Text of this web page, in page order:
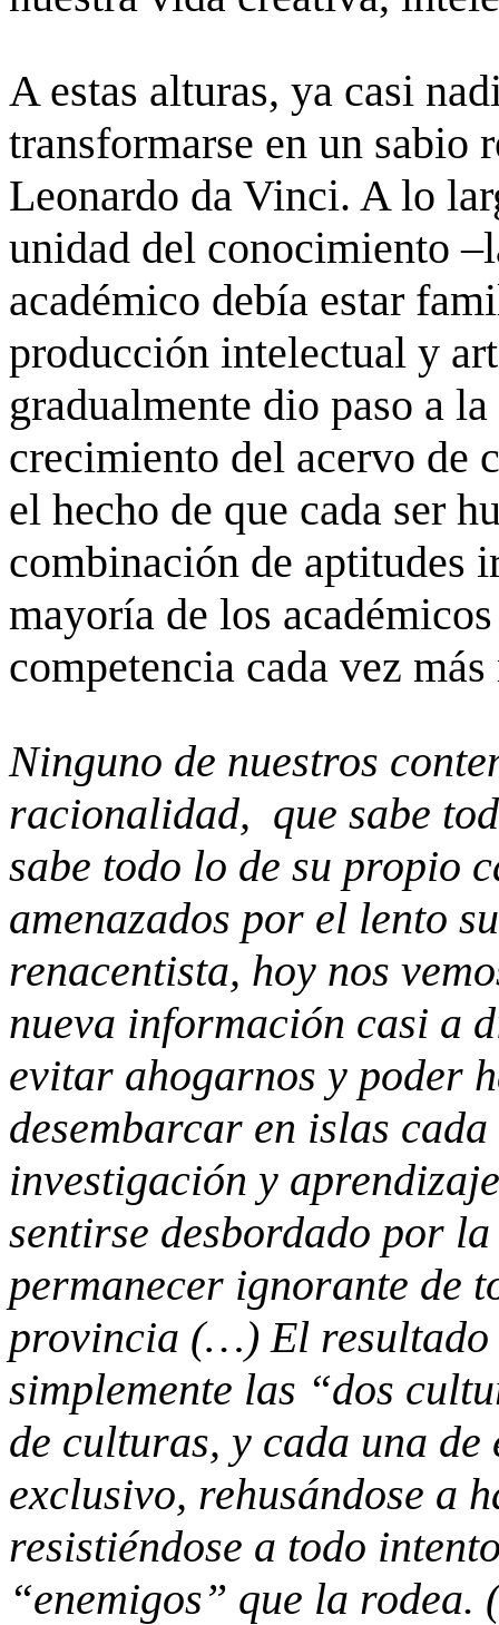
A estas alturas, ya casi
transformarse en un sabio
Leonardo da Vinci. A lo
unidad del conocimiento
académico debía estar
producción intelectual y
gradualmente dio paso a
crecimiento del acervo de
el hecho de que cada ser
combinación de aptitudes
mayoría de los
competencia cada vez
Ninguno de nuestros
racionalidad, que sabe
sabe todo lo de su propio
amenazados por el lento
renacentista, hoy nos
nueva información casi a
evitar ahogarnos y poder
desembarcar en islas cada
investigación y
sentirse desbordado por
permanecer ignorante de
provincia (…) El resultado
simplemente las “dos
de culturas, y cada una
exclusivo, rehusándose a
resistiéndose a todo
“enemigos” que la